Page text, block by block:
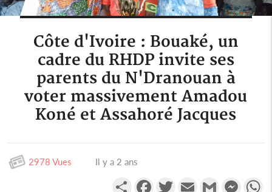
Côte d'Ivoire : Bouaké, un
cadre du RHDP invite ses
parents du N'Dranouan à
voter massivement Amadou
Koné et Assahoré Jacques
2978 Vues Il y a 2 ans
PartagerFacebookTwitterEmail Gmail